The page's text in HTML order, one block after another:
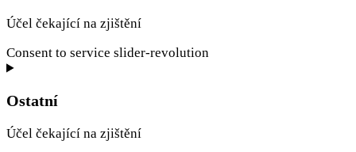
Účel čekající na zjištění
Consent to service slider-revolution
Ostatní
Účel čekající na zjištění